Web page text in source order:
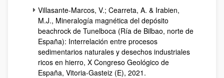
Villasante-Marcos, V.; Cearreta, A. & Irabien,
M.J., Mineralogía magnética del depósito
beachrock de Tunelboca (Ría de Bilbao, norte de
España): Interrelación entre procesos
sedimentarios naturales y desechos industriales
ricos en hierro, X Congreso Geológico de
España, Vitoria-Gasteiz (E), 2021.